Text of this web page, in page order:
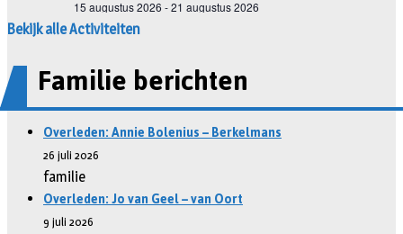
Bekijk alle Activiteiten
Familie berichten
Overleden: Annie Bolenius – Berkelmans
26 juli 2026
familie
Overleden: Jo van Geel – van Oort
9 juli 2026